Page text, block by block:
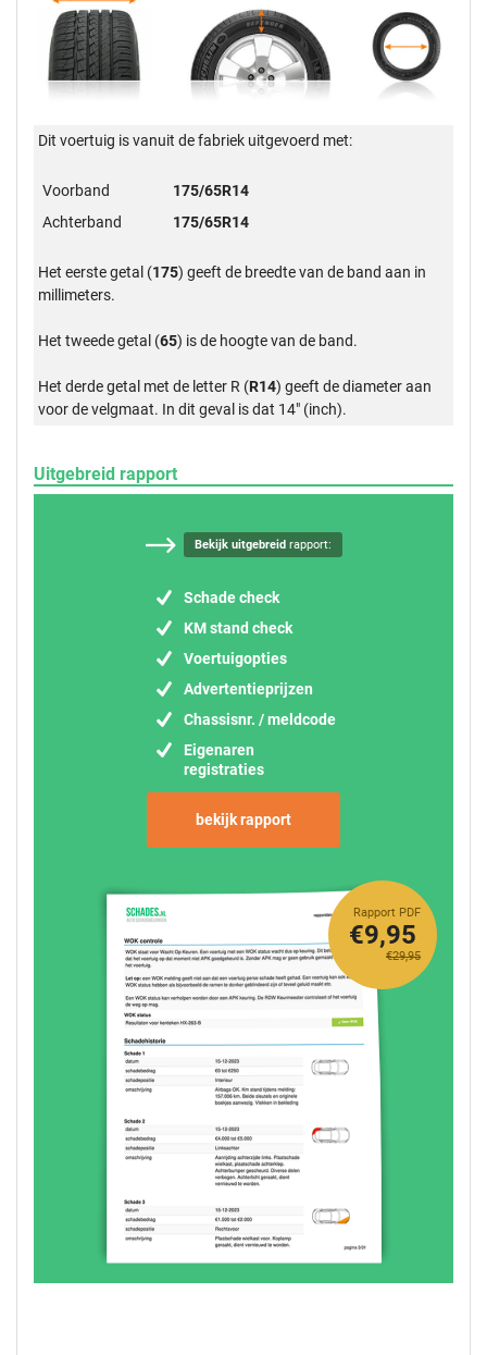
Dit voertuig is vanuit de fabriek uitgevoerd met:
Voorband
175/65R14
Achterband
175/65R14
Het eerste getal (175) geeft de breedte van de band aan in
millimeters.
Het tweede getal (65) is de hoogte van de band.
Het derde getal met de letter R (R14) geeft de diameter aan
voor de velgmaat. In dit geval is dat 14" (inch).
Uitgebreid rapport
Bekijk uitgebreid rapport:
Schade check
KM stand check
Voertuigopties
Advertentieprijzen
Chassisnr. / meldcode
Eigenaren
registraties
bekijk rapport
Rapport PDF
€29,95
€9,95